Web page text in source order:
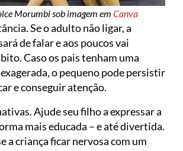
Morumbi sob imagem em Canva
Se o adulto não ligar, a
de falar e aos poucos vai
Caso os pais tenham uma
o pequeno pode persistir
e conseguir atenção.
Ajude seu filho a expressar a
mais educada – e até divertida.
a criança ficar nervosa com um